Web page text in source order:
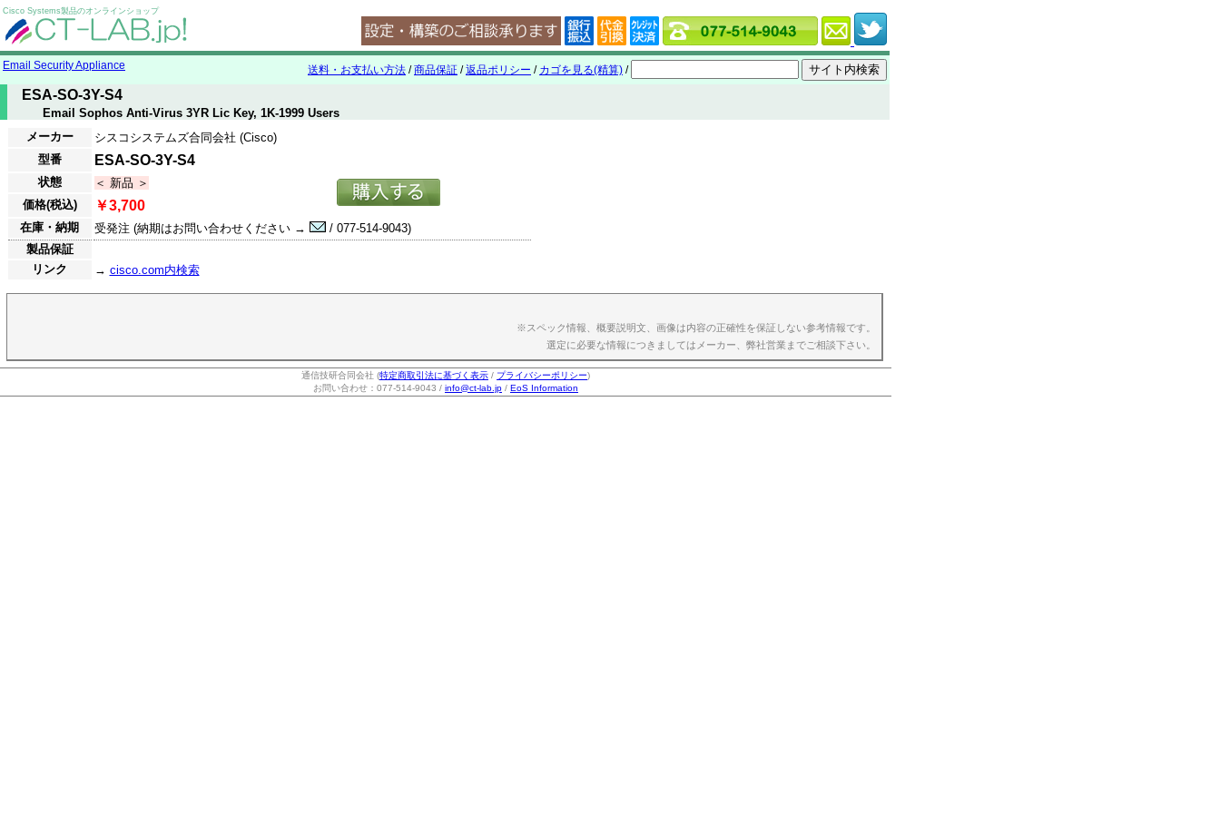
Cisco Systems製品のオンラインショップ
Email Security Appliance 送料・お支払い方法 /商品保証 /返品ポリシー / カゴを見る(精算) /
ESA-SO-3Y-S4
Email Sophos Anti-Virus 3YR Lic Key, 1K-1999 Users
メーカー
シスコシステムズ合同会社 (Cisco)
型番
ESA-SO-3Y-S4
状態
＜ 新品 ＞
価格(税込)
￥3,700
在庫・納期 受発注 (納期はお問い合わせください →
/ 077-514-9043)
製品保証
リンク
→ cisco.com内検索
※スペック情報、概要説明文、画像は内容の正確性を保証しない参考情報です。
選定に必要な情報につきましてはメーカー、弊社営業までご相談下さい。
通信技研合同会社 (特定商取引法に基づく表示 / プライバシーポリシー)
お問い合わせ：077-514-9043 / info@ct-lab.jp / EoS Information